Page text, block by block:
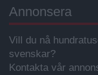
Annonsera
Vill du nå
svenskar?
Kontakta vår